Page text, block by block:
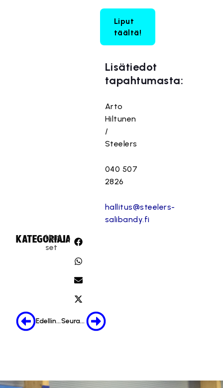
Liput
täältä!
Lisätiedot
tapahtumasta:
Arto
Hiltunen
/
Steelers
040 507
2826
hallitus@steelers-
salibandy.fi
KATEGORIA:
Uuti
set
JAA:
Edellinen Seuraava